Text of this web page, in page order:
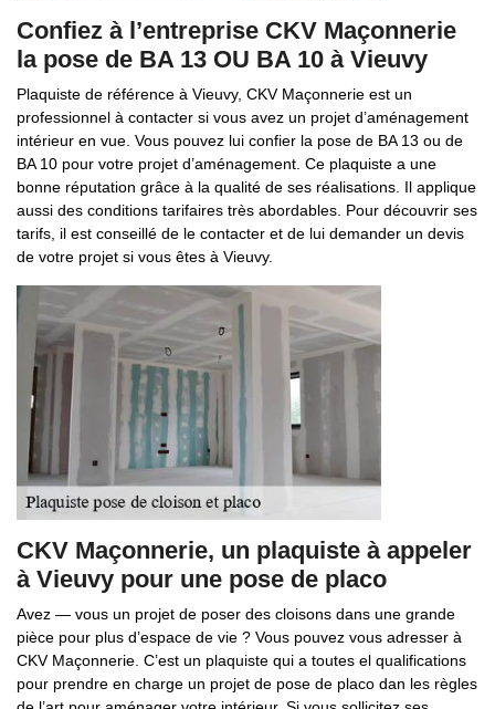
Confiez à l’entreprise CKV Maçonnerie
la pose de BA 13 OU BA 10 à Vieuvy
Plaquiste de référence à Vieuvy, CKV Maçonnerie est un
professionnel à contacter si vous avez un projet d’aménagement
intérieur en vue. Vous pouvez lui confier la pose de BA 13 ou de
BA 10 pour votre projet d’aménagement. Ce plaquiste a une
bonne réputation grâce à la qualité de ses réalisations. Il applique
aussi des conditions tarifaires très abordables. Pour découvrir ses
tarifs, il est conseillé de le contacter et de lui demander un devis
de votre projet si vous êtes à Vieuvy.
CKV Maçonnerie, un plaquiste à appeler
à Vieuvy pour une pose de placo
Avez — vous un projet de poser des cloisons dans une grande
pièce pour plus d’espace de vie ? Vous pouvez vous adresser à
CKV Maçonnerie. C’est un plaquiste qui a toutes el qualifications
pour prendre en charge un projet de pose de placo dan les règles